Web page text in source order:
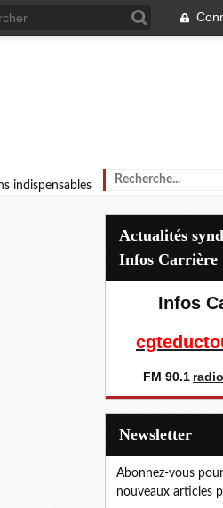
indispensables
Actualités syndicales &
Infos Carrière
Infos
FM 90.1
Newsletter
Abonnez-vous
nouveaux articles